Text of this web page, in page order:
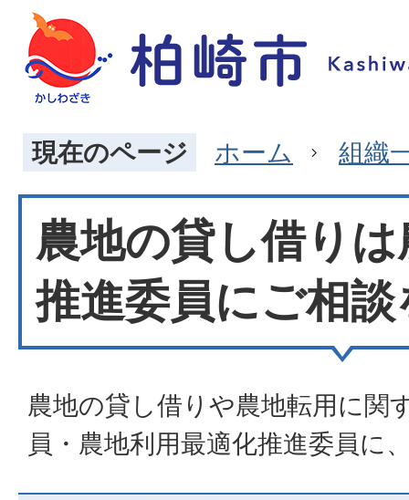
現在のページ ホーム 組織
農地の貸し借り
推進委員にご相談
農地の貸し借りや農地転用に関
員・農地利用最適化推進委員に